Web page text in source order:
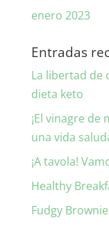
enero 2023
Entradas
La libertad de
dieta keto
¡El vinagre
una vida
¡A tavola!
Healthy
Fudgy